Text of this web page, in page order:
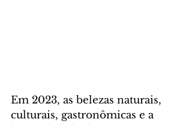
Em 2023, as belezas naturais,
culturais, gastronômicas e a